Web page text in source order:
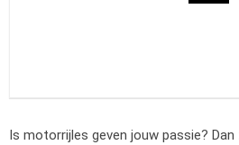
Is motorrijles geven jouw passie?